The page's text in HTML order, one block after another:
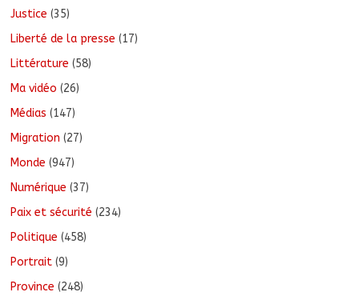
Justice (35)
Liberté de la presse (17)
Littérature (58)
Ma vidéo (26)
Médias (147)
Migration (27)
Monde (947)
Numérique (37)
Paix et sécurité (234)
Politique (458)
Portrait (9)
Province (248)